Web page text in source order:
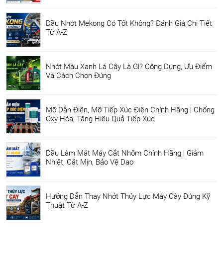
Dầu Nhớt Mekong Có Tốt Không? Đánh Giá Chi Tiết
Từ A-Z
Nhớt Màu Xanh Lá Cây Là Gì? Công Dụng, Ưu Điểm
Và Cách Chọn Đúng
Mỡ Dẫn Điện, Mỡ Tiếp Xúc Điện Chính Hãng | Chống
Oxy Hóa, Tăng Hiệu Quả Tiếp Xúc
Dầu Làm Mát Máy Cắt Nhôm Chính Hãng | Giảm
Nhiệt, Cắt Mịn, Bảo Vệ Dao
Hướng Dẫn Thay Nhớt Thủy Lực Máy Cày Đúng Kỹ
Thuật Từ A-Z